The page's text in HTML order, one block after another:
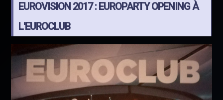
EUROVISION 2017 : EUROPARTY OPENING À
L'EUROCLUB